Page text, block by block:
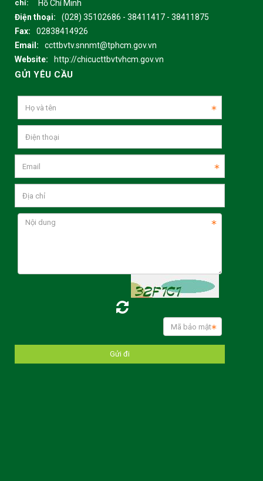
chỉ:
Hồ Chí Minh
Điện thoại:
(028) 35102686 - 38411417 - 38411875
Fax:
02838414926
Email:
ccttbvtv.snnmt@tphcm.gov.vn
Website:
http://chicucttbvtvhcm.gov.vn
GỬI YÊU CẦU